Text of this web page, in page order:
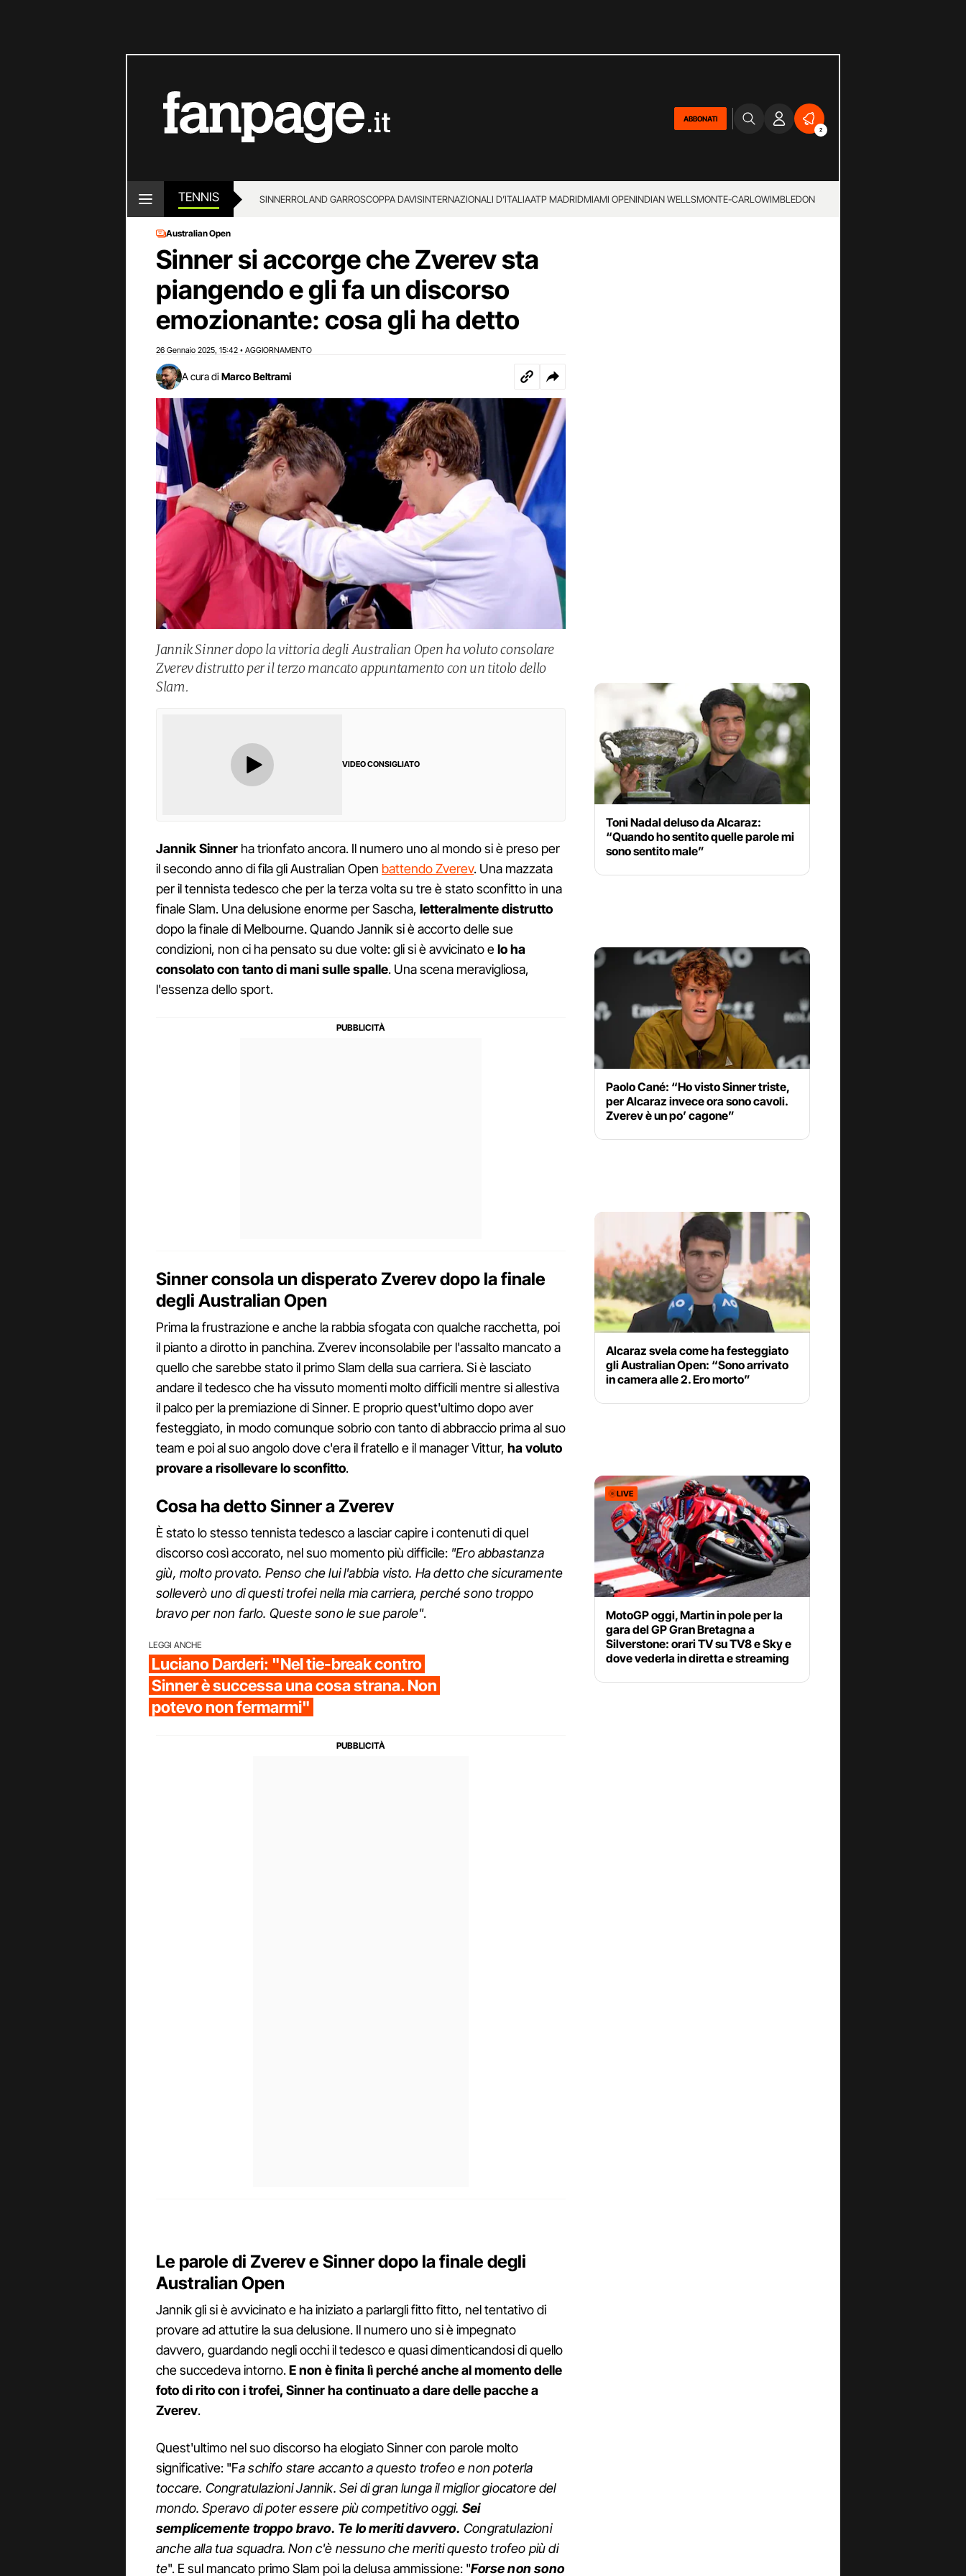
ABBONATI
2
TENNIS SINNERROLAND GARROSCOPPA DAVISINTERNAZIONALI D’ITALIAATP MADRIDMIAMI OPENINDIAN WELLSMONTE-CARLOWIMBLEDON
Australian Open
Sinner si accorge che Zverev sta
piangendo e gli fa un discorso
emozionante: cosa gli ha detto
26 Gennaio 2025 15:42 • AGGIORNAMENTO
A cura di Marco Beltrami
Jannik Sinner dopo la vittoria degli Australian Open ha voluto consolare
Zverev distrutto per il terzo mancato appuntamento con un titolo dello
Slam.
VIDEO CONSIGLIATO
Jannik Sinner ha trionfato ancora. Il numero uno al mondo si è preso per
il secondo anno di fila gli Australian Open battendo Zverev. Una mazzata
per il tennista tedesco che per la terza volta su tre è stato sconfitto in una
finale Slam. Una delusione enorme per Sascha, letteralmente distrutto
dopo la finale di Melbourne. Quando Jannik si è accorto delle sue
condizioni, non ci ha pensato su due volte: gli si è avvicinato elo ha
consolato con tanto di mani sulle spalle. Una scena meravigliosa,
l'essenza dello sport.
Sinner consola un disperato Zverev dopo la finale
degli Australian Open
Prima la frustrazione e anche la rabbia sfogata con qualche racchetta, poi
il pianto a dirotto in panchina. Zverev inconsolabile per l'assalto mancato a
quello che sarebbe stato il primo Slam della sua carriera. Si è lasciato
andare il tedesco che ha vissuto momenti molto difficili mentre si allestiva
il palco per la premiazione di Sinner. E proprio quest'ultimo dopo aver
festeggiato, in modo comunque sobrio con tanto di abbraccio prima al suo
team e poi al suo angolo dove c'era il fratello e il manager Vittur, ha voluto
provare a risollevare lo sconfitto.
Cosa ha detto Sinner a Zverev
È stato lo stesso tennista tedesco a lasciar capire i contenuti di quel
discorso così accorato, nel suo momento più difficile: "Ero abbastanza
giù, molto provato. Penso che lui l'abbia visto. Ha detto che sicuramente
solleverò uno di questi trofei nella mia carriera, perché sono troppo
bravo per non farlo. Queste sono le sue parole".
LEGGI ANCHE
Luciano Darderi: "Nel tie-break contro
Sinner è successa una cosa strana. Non
potevo non fermarmi"
Le parole di Zverev e Sinner dopo la finale degli
Australian Open
Jannik gli si è avvicinato e ha iniziato a parlargli fitto fitto, nel tentativo di
provare ad attutire la sua delusione. Il numero uno si è impegnato
davvero, guardando negli occhi il tedesco e quasi dimenticandosi di quello
che succedeva intorno.E non è finita lì perché anche al momento delle
foto di rito con i trofei, Sinner ha continuato a dare delle pacche a
Zverev.
Quest'ultimo nel suo discorso ha elogiato Sinner con parole molto
significative: "Fa schifo stare accanto a questo trofeo e non poterla
toccare. Congratulazioni Jannik. Sei di gran lunga il miglior giocatore del
mondo. Speravo di poter essere più competitivo oggi. Sei
semplicemente troppo bravo. Te lo meriti davvero. Congratulazioni
anche alla tua squadra. Non c'è nessuno che meriti questo trofeo più di
te". E sul mancato primo Slam poi la delusa ammissione: "Forse non sono
Toni Nadal deluso da Alcaraz:
“Quando ho sentito quelle parole mi
sono sentito male”
Paolo Cané: “Ho visto Sinner triste,
per Alcaraz invece ora sono cavoli.
Zverev è un po’ cagone”
Alcaraz svela come ha festeggiato
gli Australian Open: “Sono arrivato
in camera alle 2. Ero morto”
LIVE
MotoGP oggi, Martin in pole per la
gara del GP Gran Bretagna a
Silverstone: orari TV su TV8 e Sky e
dove vederla in diretta e streaming